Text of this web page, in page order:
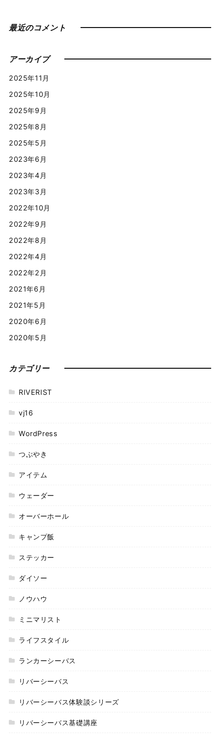
最近のコメント
アーカイブ
2025年11月
2025年10月
2025年9月
2025年8月
2025年5月
2023年6月
2023年4月
2023年3月
2022年10月
2022年9月
2022年8月
2022年4月
2022年2月
2021年6月
2021年5月
2020年6月
2020年5月
カテゴリー
RIVERIST
vj16
WordPress
つぶやき
アイテム
ウェーダー
オーバーホール
キャンプ飯
ステッカー
ダイソー
ノウハウ
ミニマリスト
ライフスタイル
ランカーシーバス
リバーシーバス
リバーシーバス体験談シリーズ
リバーシーバス基礎講座